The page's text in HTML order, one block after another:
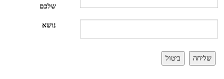
שלכם
נושא
שליחה ביטול